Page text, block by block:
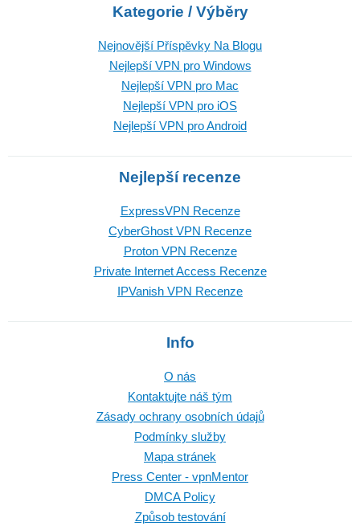
Kategorie / Výběry
Nejnovější Příspěvky Na Blogu
Nejlepší VPN pro Windows
Nejlepší VPN pro Mac
Nejlepší VPN pro iOS
Nejlepší VPN pro Android
Nejlepší recenze
ExpressVPN Recenze
CyberGhost VPN Recenze
Proton VPN Recenze
Private Internet Access Recenze
IPVanish VPN Recenze
Info
O nás
Kontaktujte náš tým
Zásady ochrany osobních údajů
Podmínky služby
Mapa stránek
Press Center - vpnMentor
DMCA Policy
Způsob testování